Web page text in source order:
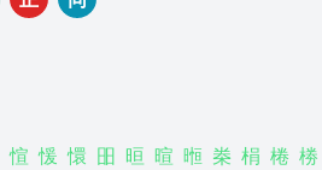
愃 愋 懁 昍 晅 暄 暅 桊 梋 棬 椦